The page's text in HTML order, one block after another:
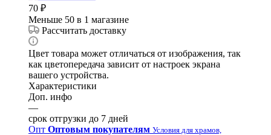
70 ₽
Меньше 50 в 1 магазине
Рассчитать доставку
Цвет товара может отличаться от изображения, так
как цветопередача зависит от настроек экрана
вашего устройства.
Характеристики
Доп. инфо
—
срок отгрузки до 7 дней
Опт Оптовым покупателям Условия для храмов,